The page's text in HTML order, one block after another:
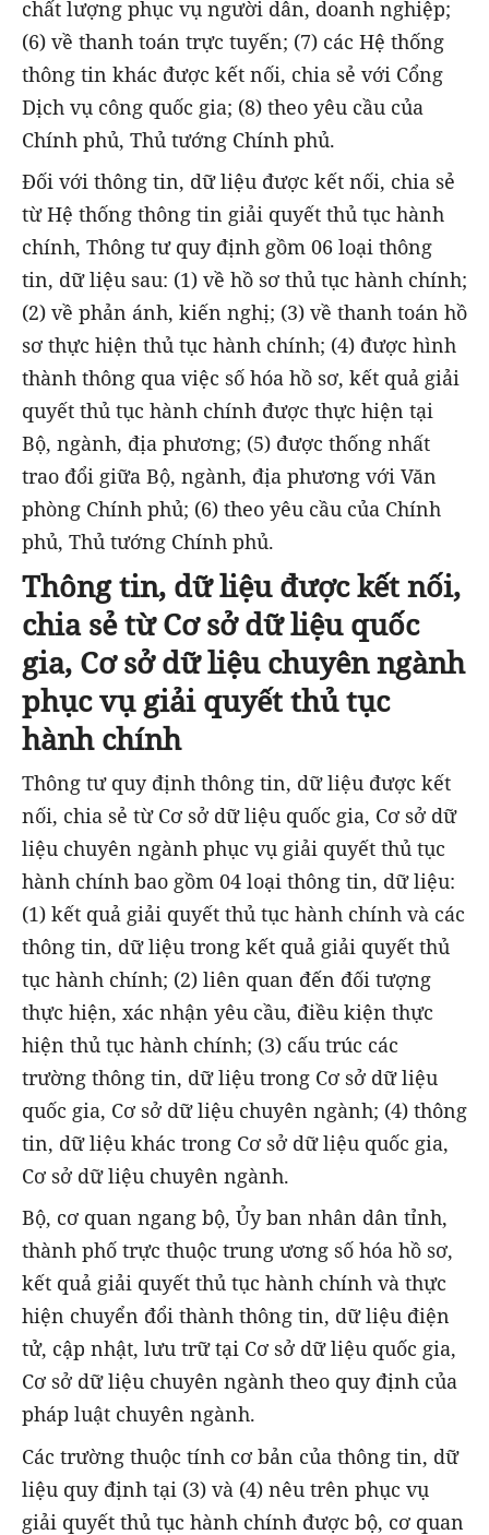
chất lượng phục vụ người dân, doanh nghiệp;
(6) về thanh toán trực tuyến; (7) các Hệ thống
thông tin khác được kết nối, chia sẻ với Cổng
Dịch vụ công quốc gia; (8) theo yêu cầu của
Chính phủ, Thủ tướng Chính phủ.
Đối với thông tin, dữ liệu được kết nối, chia sẻ
từ Hệ thống thông tin giải quyết thủ tục hành
chính, Thông tư quy định gồm 06 loại thông
tin, dữ liệu sau: (1) về hồ sơ thủ tục hành chính;
(2) về phản ánh, kiến nghị; (3) về thanh toán hồ
sơ thực hiện thủ tục hành chính; (4) được hình
thành thông qua việc số hóa hồ sơ, kết quả giải
quyết thủ tục hành chính được thực hiện tại
Bộ, ngành, địa phương; (5) được thống nhất
trao đổi giữa Bộ, ngành, địa phương với Văn
phòng Chính phủ; (6) theo yêu cầu của Chính
phủ, Thủ tướng Chính phủ.
Thông tin, dữ liệu được kết nối,
chia sẻ từCơ sở dữ liệu quốc
gia, Cơ sở dữ liệu chuyên ngành
phục vụ giải quyết thủ tục
hành chính
Thông tư quy định thông tin, dữ liệu được kết
nối, chia sẻ từ Cơ sở dữ liệu quốc gia, Cơ sở dữ
liệu chuyên ngành phục vụ giải quyết thủ tục
hành chính bao gồm 04 loại thông tin, dữ liệu:
(1) kết quả giải quyết thủ tục hành chính và các
thông tin, dữ liệu trong kết quả giải quyết thủ
tục hành chính; (2) liên quan đến đối tượng
thực hiện, xác nhận yêu cầu, điều kiện thực
hiện thủ tục hành chính; (3) cấu trúc các
trường thông tin, dữ liệu trong Cơ sở dữ liệu
quốc gia, Cơ sở dữ liệu chuyên ngành; (4) thông
tin, dữ liệu khác trong Cơ sở dữ liệu quốc gia,
Cơ sở dữ liệu chuyên ngành.
Bộ, cơ quan ngang bộ, Ủy ban nhân dân tỉnh,
thành phố trực thuộc trung ương số hóa hồ sơ,
kết quả giải quyết thủ tục hành chính và thực
hiện chuyển đổi thành thông tin, dữ liệu điện
tử, cập nhật, lưu trữ tại Cơ sở dữ liệu quốc gia,
Cơ sở dữ liệu chuyên ngành theo quy định của
pháp luật chuyên ngành.
Các trường thuộc tính cơ bản của thông tin, dữ
liệu quy định tại (3) và (4) nêu trên phục vụ
giải quyết thủ tục hành chính được bộ, cơ quan